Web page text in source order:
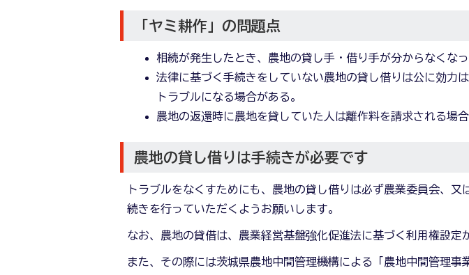
「ヤミ耕作」の問題点
相続が発生したとき、農地の貸し手・借り手が分からなくなっ
法律に基づく手続きをしていない農地の貸し借りは公に効力
トラブルになる場合がある。
農地の返還時に農地を貸していた人は離作料を請求される場合
農地の貸し借りは手続きが必要です
トラブルをなくすためにも、農地の貸し借りは必ず農業委員会、又
続きを行っていただくようお願いします。
なお、農地の貸借は、農業経営基盤強化促進法に基づく利用権設定
また、その際には茨城県農地中間管理機構による「農地中間管理事